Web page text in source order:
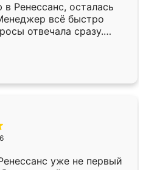
Ренессанс, осталась
всё быстро
отвечала сразу.
субботу, подошёл к
Собрали
аккуратно, даже
уже не первый